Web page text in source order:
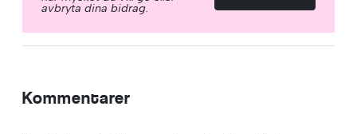
avbryta dina bidrag.
Kommentarer